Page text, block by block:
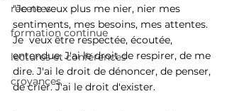
recettes
formation continue
lectures et conférences
croyances
"Je ne veux plus me nier, nier mes
sentiments, mes besoins, mes attentes.
Je  veux être respectée, écoutée,
entendue. J'ai le droit de respirer, de me
dire. J'ai le droit de dénoncer, de penser,
de crier. J'ai le droit d'exister.